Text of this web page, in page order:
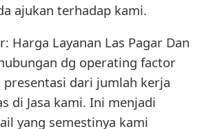
ajukan terhadap kami.
Harga Layanan Las Pagar Dan
dg operating factor
presentasi dari jumlah kerja
di Jasa kami. Ini menjadi
yang semestinya kami